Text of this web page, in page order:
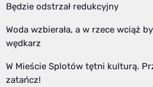
Będzie odstrzał redukcyjny
Woda wzbierała, a w rzece wciąż
wędkarz
W Mieście Splotów tętni kulturą.
zatańcz!